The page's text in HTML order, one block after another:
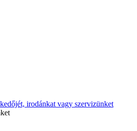
irodánkat vagy szervizünket